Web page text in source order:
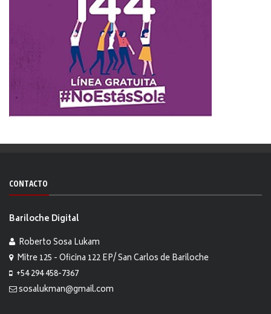
CONTACTO
Bariloche Digital
Roberto Sosa Lukam
Mitre 125 - Oficina 122 EP/ San Carlos de Bariloche
+54 294 458-7367
sosalukman@gmail.com